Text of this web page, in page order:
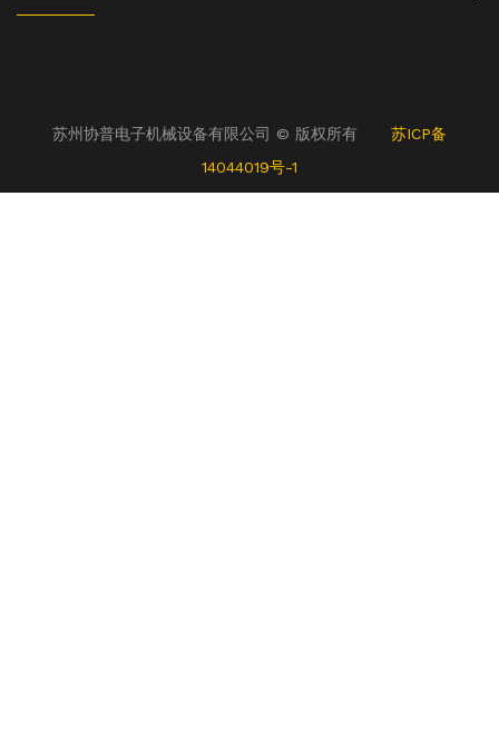
苏州协普电子机械设备有限公司 © 版权所有 苏ICP备
14044019号-1